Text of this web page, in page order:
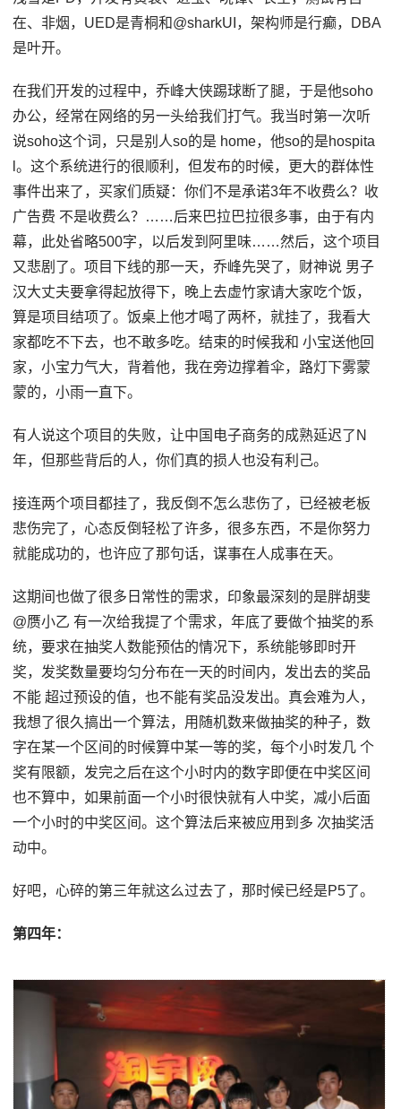
在、非烟，UED是青桐和@sharkUI，架构师是行癫，DBA
是叶开。
在我们开发的过程中，乔峰大侠踢球断了腿，于是他soho
办公，经常在网络的另一头给我们打气。我当时第一次听
说soho这个词，只是别人so的是 home，他so的是hospita
l。这个系统进行的很顺利，但发布的时候，更大的群体性
事件出来了，买家们质疑：你们不是承诺3年不收费么？收
广告费 不是收费么？……后来巴拉巴拉很多事，由于有内
幕，此处省略500字，以后发到阿里味……然后，这个项目
又悲剧了。项目下线的那一天，乔峰先哭了，财神说 男子
汉大丈夫要拿得起放得下，晚上去虚竹家请大家吃个饭，
算是项目结项了。饭桌上他才喝了两杯，就挂了，我看大
家都吃不下去，也不敢多吃。结束的时候我和 小宝送他回
家，小宝力气大，背着他，我在旁边撑着伞，路灯下雾蒙
蒙的，小雨一直下。
有人说这个项目的失败，让中国电子商务的成熟延迟了N
年，但那些背后的人，你们真的损人也没有利己。
接连两个项目都挂了，我反倒不怎么悲伤了，已经被老板
悲伤完了，心态反倒轻松了许多，很多东西，不是你努力
就能成功的，也许应了那句话，谋事在人成事在天。
这期间也做了很多日常性的需求，印象最深刻的是胖胡斐
@赝小乙 有一次给我提了个需求，年底了要做个抽奖的系
统，要求在抽奖人数能预估的情况下，系统能够即时开
奖，发奖数量要均匀分布在一天的时间内，发出去的奖品
不能 超过预设的值，也不能有奖品没发出。真会难为人，
我想了很久搞出一个算法，用随机数来做抽奖的种子，数
字在某一个区间的时候算中某一等的奖，每个小时发几 个
奖有限额，发完之后在这个小时内的数字即便在中奖区间
也不算中，如果前面一个小时很快就有人中奖，减小后面
一个小时的中奖区间。这个算法后来被应用到多 次抽奖活
动中。
好吧，心碎的第三年就这么过去了，那时候已经是P5了。
第四年：